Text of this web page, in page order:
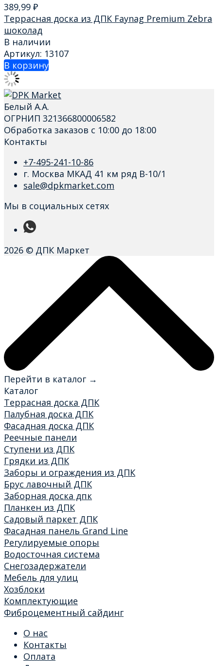
389,99 ₽
Террасная доска из ДПК Faynag Premium Zebra
шоколад
В наличии
Артикул: 13107
В корзину
Белый А.А.
ОГРНИП 321366800006582
Обработка заказов с 10:00 до 18:00
Контакты
+7-495-241-10-86
г. Москва МКАД 41 км ряд В-10/1
sale@dpkmarket.com
Мы в социальных сетях
2026 © ДПК Маркет
Перейти в каталог →
Каталог
Террасная доска ДПК
Палубная доска ДПК
Фасадная доска ДПК
Реечные панели
Ступени из ДПК
Грядки из ДПК
Заборы и ограждения из ДПК
Брус лавочный ДПК
Заборная доска дпк
Планкен из ДПК
Садовый паркет ДПК
Фасадная панель Grand Line
Регулируемые опоры
Водосточная система
Снегозадержатели
Мебель для улиц
Хозблоки
Комплектующие
Фиброцементный сайдинг
О нас
Контакты
Оплата